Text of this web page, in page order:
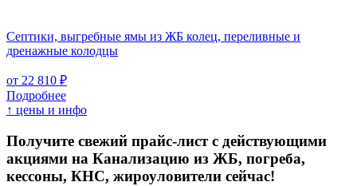
Септики, выгребные ямы из ЖБ колец, переливные и
дренажные колодцы
от 22 810 ₽
Подробнее
↑ цены и инфо
Получите свежий прайс-лист с действующими
акциями на Канализацию из ЖБ, погреба,
кессоны, КНС, жироуловители сейчас!